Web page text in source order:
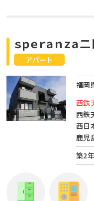
アパート
ｓｐｅｒａｎｚａ
福岡
西鉄
西鉄
西日
鹿児
築2